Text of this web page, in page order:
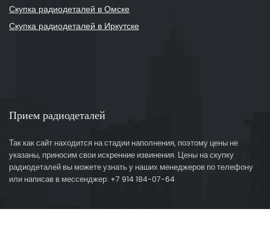
Скупка радиодеталей в Омске
Скупка радиодеталей в Иркутске
Прием радиодеталей
Так как сайт находится на стадии наполнения, поэтому цены не
указаны, приносим свои искренние извинения. Цены на скупку
радиодеталей вы можете узнать у наших менеджеров по телефону
или написав в мессенджер: +7 914 184-07-64